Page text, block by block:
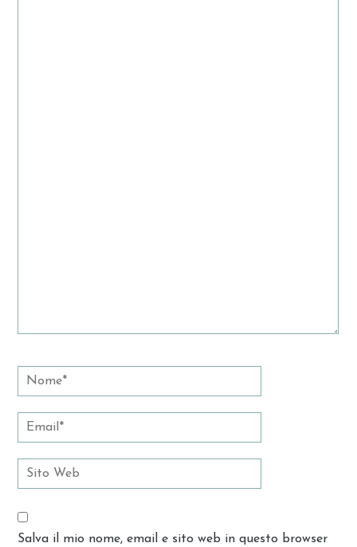
Salva il mio nome, email e sito web in questo browser